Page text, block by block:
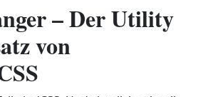
– Der Utility
von